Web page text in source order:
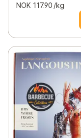
NOK 117.90 /kg